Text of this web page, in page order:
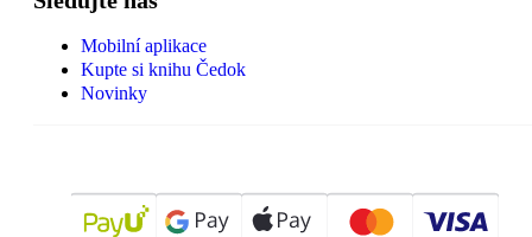
Mobilní aplikace
Kupte si knihu Čedok
Novinky